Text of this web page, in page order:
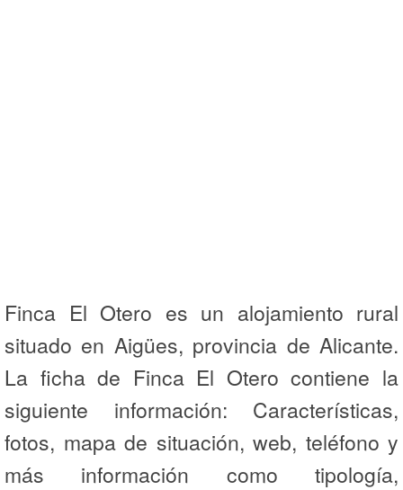
Finca El Otero es un alojamiento rural
situado en Aigües, provincia de Alicante.
La ficha de Finca El Otero contiene la
siguiente información: Características,
fotos, mapa de situación, web, teléfono y
más información como tipología,